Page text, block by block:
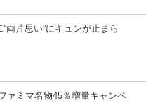
両片思い”にキュンが止まら
ァミマ名物45％増量キャンペ